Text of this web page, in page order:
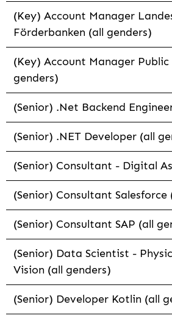
(Key) Account Manager
Förderbanken (all genders)
(Key) Account Manager
genders)
(Senior) .Net Backend
(Senior) .NET Developer (all
(Senior) Consultant - Digital
(Senior) Consultant Salesforce
(Senior) Consultant SAP (all
(Senior) Data Scientist -
Vision (all genders)
(Senior) Developer Kotlin (all